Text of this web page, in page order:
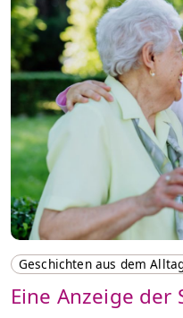
Geschichten aus dem
Eine Anzeige